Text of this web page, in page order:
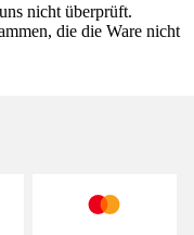
nicht überprüft.
die die Ware nicht